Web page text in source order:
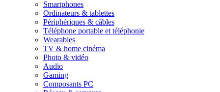
Smartphones
Ordinateurs & tablettes
Périphériques & câbles
Téléphone portable et téléphonie
Wearables
TV & home cinéma
Photo & vidéo
Audio
Gaming
Composants PC